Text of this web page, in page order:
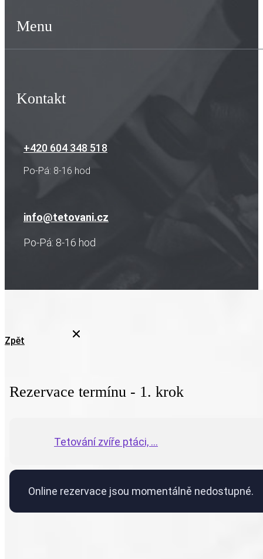
Menu
Kontakt
+420 604 348 518
Po-Pá: 8-16 hod
info@tetovani.cz
Po-Pá: 8-16 hod
Zpět
Rezervace termínu - 1. krok
Tetování zvíře ptáci, ...
Online rezervace jsou momentálně nedostupné.